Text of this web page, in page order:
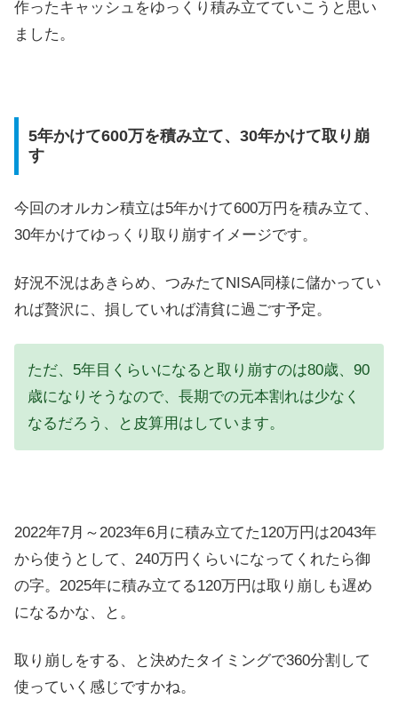
作ったキャッシュをゆっくり積み立てていこうと思い
ました。
5年かけて600万を積み立て、30年かけて取り崩
す
今回のオルカン積立は5年かけて600万円を積み立て、
30年かけてゆっくり取り崩すイメージです。
好況不況はあきらめ、つみたてNISA同様に儲かってい
れば贅沢に、損していれば清貧に過ごす予定。
ただ、5年目くらいになると取り崩すのは80歳、90
歳になりそうなので、長期での元本割れは少なく
なるだろう、と皮算用はしています。
2022年7月～2023年6月に積み立てた120万円は2043年
から使うとして、240万円くらいになってくれたら御
の字。2025年に積み立てる120万円は取り崩しも遅め
になるかな、と。
取り崩しをする、と決めたタイミングで360分割して
使っていく感じですかね。